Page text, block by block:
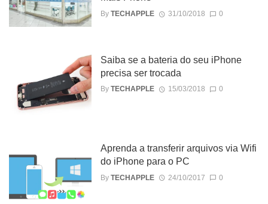
By TECHAPPLE 31/10/2018 0
Saiba se a bateria do seu iPhone
precisa ser trocada
By TECHAPPLE 15/03/2018 0
Aprenda a transferir arquivos via Wifi
do iPhone para o PC
By TECHAPPLE 24/10/2017 0